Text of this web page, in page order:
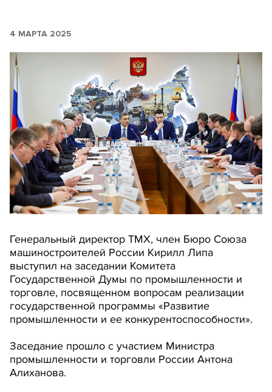
4 МАРТА 2025
Генеральный директор ТМХ, член Бюро Союза
машиностроителей России Кирилл Липа
выступил на заседании Комитета
Государственной Думы по промышленности и
торговле, посвященном вопросам реализации
государственной программы «Развитие
промышленности и ее конкурентоспособности».
Заседание прошло с участием Министра
промышленности и торговли России Антона
Алиханова.